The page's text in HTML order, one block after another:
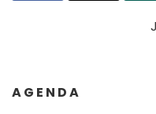
A G E N D A